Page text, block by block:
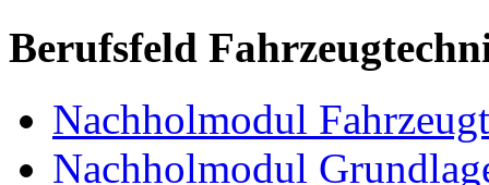
Berufsfeld
Nachholmodul
Nachholmodul